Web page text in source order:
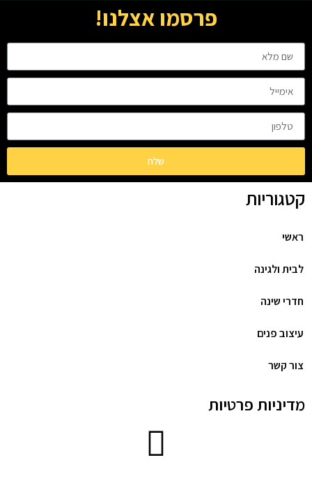
פרסמו אצלנו!
שלח
קטגוריות
ראשי
לבית ולגינה
חדרי שינה
עיצוב פנים
צור קשר
מדיניות פרטיות